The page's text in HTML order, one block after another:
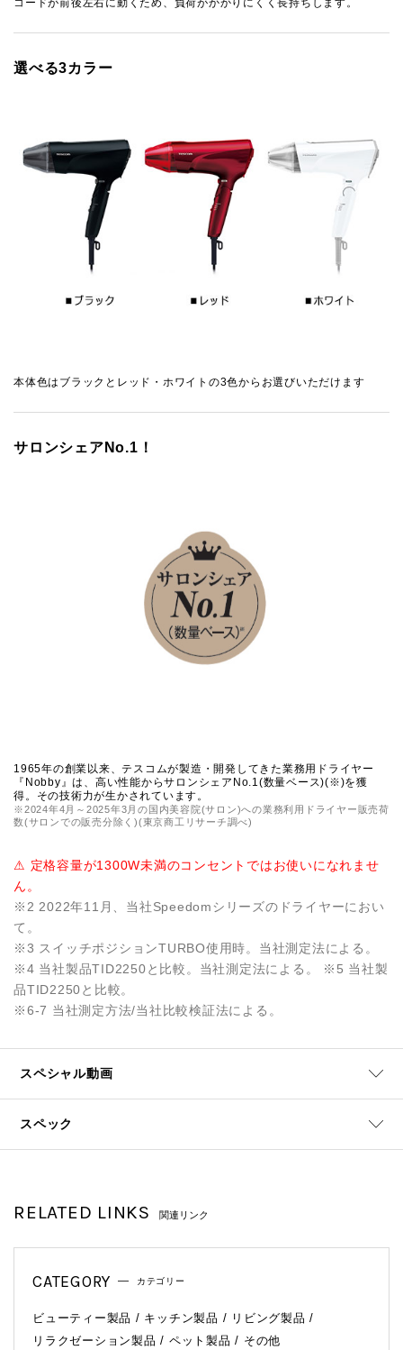
コードが前後左右に動くため、負荷がかかりにくく長持ちします。
選べる3カラー
本体色はブラックとレッド・ホワイトの3色からお選びいただけます
サロンシェアNo.1！
1965年の創業以来、テスコムが製造・開発してきた業務用ドライヤー
『Nobby』は、高い性能からサロンシェアNo.1(数量ベース)(※)を獲
得。その技術力が生かされています。
※2024年4月～2025年3月の国内美容院(サロン)への業務利用ドライヤー販売荷
数(サロンでの販売分除く)(東京商工リサーチ調べ)
⚠ 定格容量が1300W未満のコンセントではお使いになれませ
ん。
※2 2022年11月、当社Speedomシリーズのドライヤーにおい
て。
※3 スイッチポジションTURBO使用時。当社測定法による。
※4 当社製品TID2250と比較。当社測定法による。 ※5 当社製
品TID2250と比較。
※6-7 当社測定方法/当社比較検証法による。
スペシャル動画
スペック
RELATED LINKS 関連リンク
CATEGORY カテゴリー
ビューティー製品 キッチン製品
リビング製品
リラクゼーション製品
ペット製品 その他